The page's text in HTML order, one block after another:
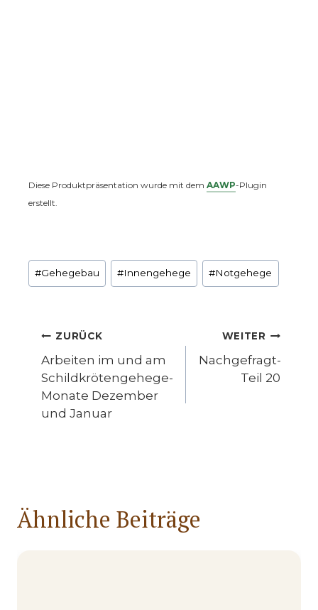
Diese Produktpräsentation wurde mit dem AAWP-Plugin
erstellt.
Schlagworte:
#Gehegebau #Innengehege #Notgehege
Beitragsnavigation
ZURÜCK
Arbeiten im und am
Schildkrötengehege-
Monate Dezember
und Januar
WEITER
Nachgefragt-
Teil 20
Ähnliche Beiträge